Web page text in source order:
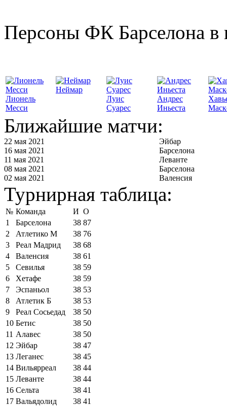
Персоны ФК Барселона в
Лионель
Месси
Неймар
Луис
Суарес
Андрес
Иньеста
Ближайшие матчи:
22 мая 2021
Эйбар
16 мая 2021
Барселона
11 мая 2021
Леванте
08 мая 2021
Барселона
02 мая 2021
Валенсия
Турнирная таблица:
№ Команда И О
1
Барселона 38 87
2
Атлетико М 38 76
3
Реал Мадрид 38 68
4
Валенсия 38 61
5
Севилья 38 59
6
Хетафе 38 59
7
Эспаньол 38 53
8
Атлетик Б 38 53
9
Реал Сосьедад 38 50
10 Бетис 38 50
11 Алавес 38 50
12 Эйбар 38 47
13 Леганес 38 45
14 Вильярреал 38 44
15 Леванте 38 44
16 Сельта 38 41
17 Вальядолид 38 41